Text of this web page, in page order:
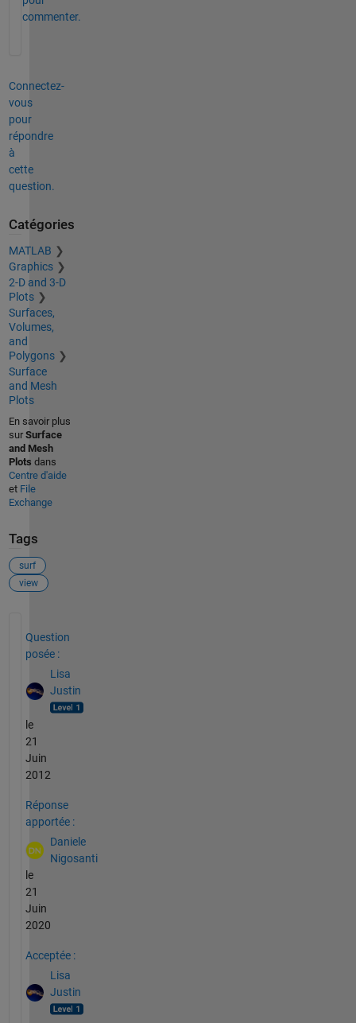
commenter.
Connectez-
vous
pour
répondre
à
cette
question.
Catégories
MATLAB
Graphics
2-D and 3-D
Plots
Surfaces,
Volumes,
and
Polygons
Surface
and Mesh
Plots
En savoir plus
sur Surface
and Mesh
Plots dans
Centre d'aide
et File
Exchange
Tags
surf
view
Question
posée :
Lisa
Justin
le
21
Juin
2012
Réponse
apportée :
Daniele
Nigosanti
le
21
Juin
2020
Acceptée :
Lisa
Justin